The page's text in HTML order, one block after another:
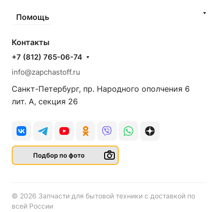
Помощь
Контакты
+7 (812) 765-06-74
info@zapchastoff.ru
Санкт-Петербург, пр. Народного ополчения 6
лит. А, секция 26
Подбор по фото
© 2026 Запчасти для бытовой техники с доставкой по
всей России